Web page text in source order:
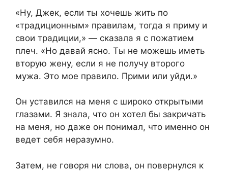
«Ну, Джек, если ты хочешь жить по
«традиционным» правилам, тогда я приму и
свои традиции,» — сказала я с пожатием
плеч. «Но давай ясно. Ты не можешь иметь
вторую жену, если я не получу второго
мужа. Это мое правило. Прими или уйди.»
Он уставился на меня с широко открытыми
глазами. Я знала, что он хотел бы закричать
на меня, но даже он понимал, что именно он
ведет себя неразумно.
Затем, не говоря ни слова, он повернулся к